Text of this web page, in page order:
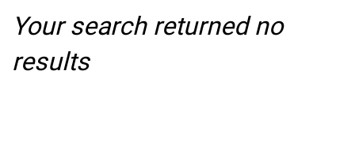
Your search returned no
results